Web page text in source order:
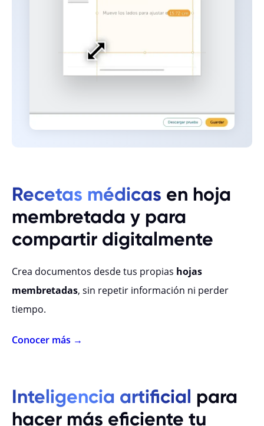
Recetas médicas en hoja
membretada y para
compartir digitalmente
Crea documentos desde tus propias hojas
membretadas, sin repetir información ni perder
tiempo.
Conocer más →
Inteligencia artificial para
hacer más eficiente tu